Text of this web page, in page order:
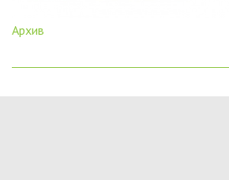
Архив